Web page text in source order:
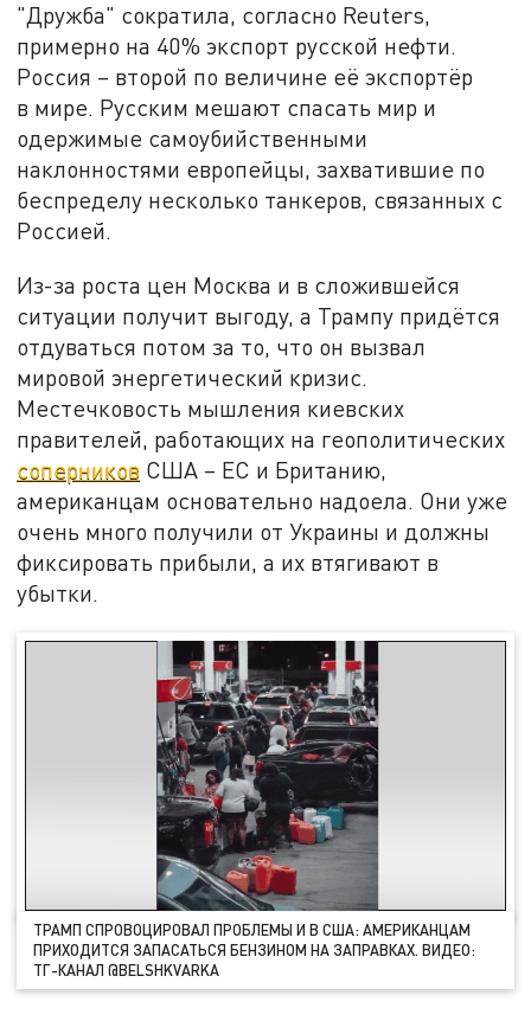
"Дружба" сократила, согласно Reuters,
примерно на 40% экспорт русской нефти.
Россия – второй по величине её экспортёр
в мире. Русским мешают спасать мир и
одержимые самоубийственными
наклонностями европейцы, захватившие по
беспределу несколько танкеров, связанных с
Россией.
Из-за роста цен Москва и в сложившейся
ситуации получит выгоду, а Трампу придётся
отдуваться потом за то, что он вызвал
мировой энергетический кризис.
Местечковость мышления киевских
правителей, работающих на геополитических
соперников США – ЕС и Британию,
американцам основательно надоела. Они уже
очень много получили от Украины и должны
фиксировать прибыли, а их втягивают в
убытки.
ТРАМП СПРОВОЦИРОВАЛ ПРОБЛЕМЫ И В США: АМЕРИКАНЦАМ
ПРИХОДИТСЯ ЗАПАСАТЬСЯ БЕНЗИНОМ НА ЗАПРАВКАХ. ВИДЕО:
ТГ-КАНАЛ @BELSHKVARKA